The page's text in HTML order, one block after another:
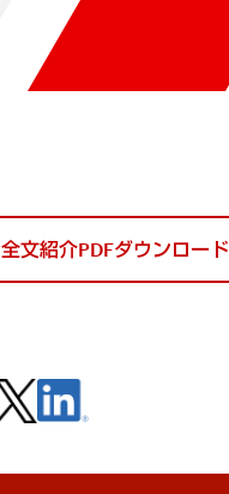
全文紹介PDFダウンロード